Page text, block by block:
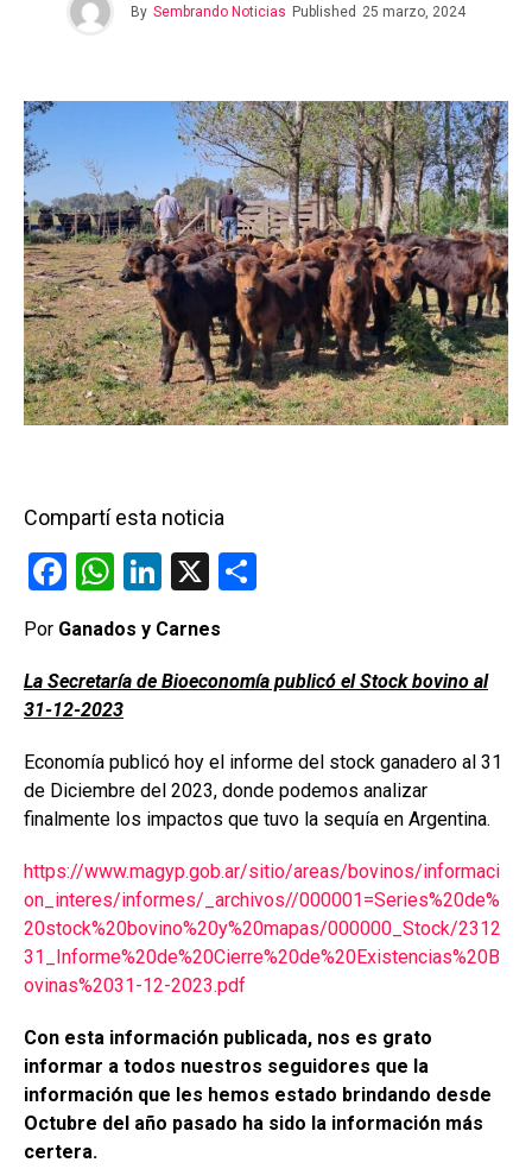
By Sembrando Noticias Published 25 marzo, 2024
Compartí esta noticia
F
a
ce
b
o
o
k
W
at
s
A
p
p
Li
n
ke
dI
X
p
tir
Por Ganados y Carnes
La Secretaría de Bioeconomía publicó el Stock bovino al
31-12-2023
Economía publicó hoy el informe del stock ganadero al 31
de Diciembre del 2023, donde podemos analizar
finalmente los impactos que tuvo la sequía en Argentina.
https://www.magyp.gob.ar/sitio/areas/bovinos/informaci
on_interes/informes/_archivos//000001=Series%20de%
20stock%20bovino%20y%20mapas/000000_Stock/2312
31_Informe%20de%20Cierre%20de%20Existencias%20B
ovinas%2031-12-2023.pdf
Con esta información publicada, nos es grato
informar a todos nuestros seguidores que la
información que les hemos estado brindando desde
Octubre del año pasado ha sido la información más
certera.